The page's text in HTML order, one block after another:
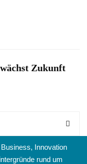
Zukunft
Innovation
rund um